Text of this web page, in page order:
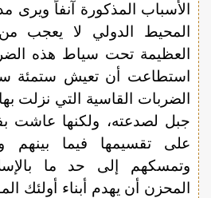
الأسباب المذكورة آنفاً ويرى
المحيط الدولي لا يعجب من
العظيمة تحت سياط هذه
استطاعت أن تعيش ستمئة
الضربات القاسية التي نزلت
جبل لصدعته، ولكنها عاشت
على تقسيمها فيما بينهم
وتمسكهم إلى حد ما
المحزن أن يهدم أبناء أولئك